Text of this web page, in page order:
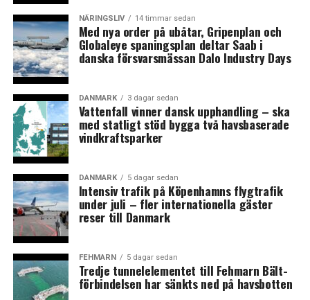
Mortensen.
Inför mötet hade Greater Copenhagen lagt fram fyra
förslag på förändringar i Öresundsavtalet , bland annat
att privat- och offentliganställda ska omfattas av
samma regler, och att skattskyldigheten till Danmark
eller Sverige ska räknas utifrån hela skatteåret i stället
för löpande tremånadersperioder. Enligt Anna Hallberg
var förslagen med i diskussionerna, men i övrigt ville
hon inte gå in på några detaljer. Hon menade dock att
omförhandlingen skulle kunna bli klar ganska snart.
– Jag ser framför mig att omförhandlingen av
Öresundsavtalet, som är sedan 2003, nu bör kunna
landas – hoppas jag – i närtid. Det kommer att betyda
väldigt mycket för dem som pendlar varje dag, det
kommer att bli enklare och mindre administration och
mer förutsägbart helt enkelt, sade hon till News
NÄRINGSLIV 14 timmar sedan
Med nya order på ubåtar, Gripenplan och
Globaleye spaningsplan deltar Saab i
danska försvarsmässan Dalo Industry Days
DANMARK 3 dagar sedan
Vattenfall vinner dansk upphandling – ska
med statligt stöd bygga två havsbaserade
vindkraftsparker
DANMARK 5 dagar sedan
Intensiv trafik på Köpenhamns flygtrafik
under juli – fler internationella gäster
reser till Danmark
FEHMARN 5 dagar sedan
Tredje tunnelelementet till Fehmarn Bält-
förbindelsen har sänkts ned på havsbotten